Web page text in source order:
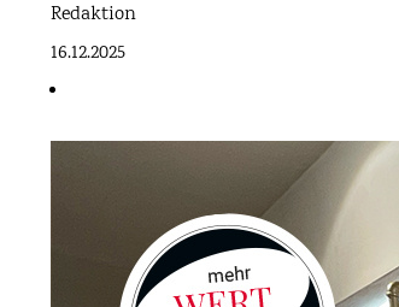
Redaktion
16.12.2025